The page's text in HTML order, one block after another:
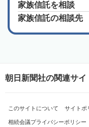
家族信託を相談
家族信託の相談先
朝日新聞社の関連サイ
このサイトについて サイトポ
相続会議プライバシーポリシー